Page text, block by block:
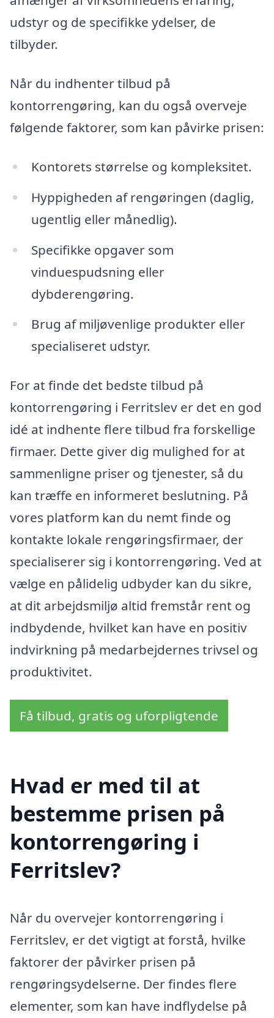
udstyr og de specifikke ydelser, de
tilbyder.
Når du indhenter tilbud på
kontorrengøring, kan du også overveje
følgende faktorer, som kan påvirke prisen:
Kontorets størrelse og kompleksitet.
Hyppigheden af rengøringen (daglig,
ugentlig eller månedlig).
Specifikke opgaver som
vinduespudsning eller
dybderengøring.
Brug af miljøvenlige produkter eller
specialiseret udstyr.
For at finde det bedste tilbud på
kontorrengøring i Ferritslev er det en god
idé at indhente flere tilbud fra forskellige
firmaer. Dette giver dig mulighed for at
sammenligne priser og tjenester, så du
kan træffe en informeret beslutning. På
vores platform kan du nemt finde og
kontakte lokale rengøringsfirmaer, der
specialiserer sig i kontorrengøring. Ved at
vælge en pålidelig udbyder kan du sikre,
at dit arbejdsmiljø altid fremstår rent og
indbydende, hvilket kan have en positiv
indvirkning på medarbejdernes trivsel og
produktivitet.
Få tilbud, gratis og uforpligtende
Hvad er med til at
bestemme prisen på
kontorrengøring i
Ferritslev?
Når du overvejer kontorrengøring i
Ferritslev, er det vigtigt at forstå, hvilke
faktorer der påvirker prisen på
rengøringsydelserne. Der findes flere
elementer, som kan have indflydelse på